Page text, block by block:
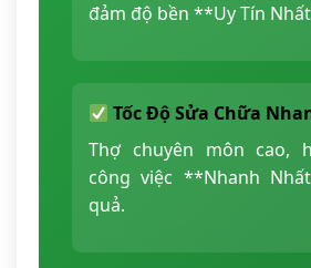
đảm độ bền **Uy Tín
Tốc Độ Sửa Chữa
Thợ chuyên môn cao,
công việc **Nhanh
quả.